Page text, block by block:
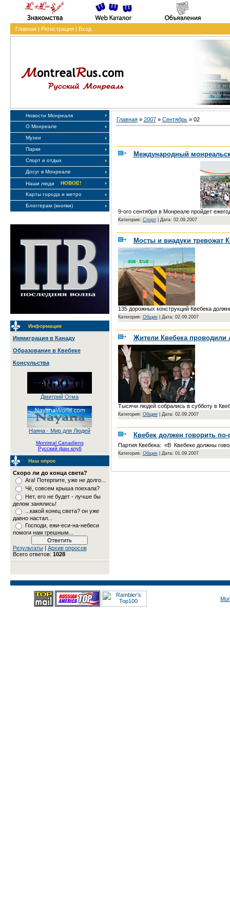
Главная| Регистрация| Вход
Новости Монреаля
О Монреале
Музеи
Парки
Спорт и отдых
Досуг в Монреале
Наши люди
НОВОЕ!
Карты города и метро
Блоггерам (кнопки)
Информация
Иммиграция в Канаду
Образование в Квебеке
Консульства
Дмитрий Огма
Наяна - Мир для Людей
Montreal Canadiens
Русский фан клуб
Наш опрос
Скоро ли до конца света?
Ага! Потерпите, уже не долго...
Чё, совсем крыша поехала?
Нет, его не будет - лучше бы
делом занялись!
...какой конец света? он уже
давно настал...
Господи, ежи-еси-на-небеси
помоги нам грешным...
Результаты| Архив опросов
Всего ответов: 1028
Главная» 2007 » Сентябрь » 02
Международный
9-ого сентября в Монреале пройдет
Категория: Спорт| Дата: 02.09.2007
Мосты и виадуки тревожат
135 дорожных конструкций Квебека
Категория: Общие| Дата: 02.09.2007
Жители Квебека проводили
Тысячи людей собрались в субботу в
Категория: Общие| Дата: 02.09.2007
Квебек должен говорить
Партия Квебека: «В Квебеке должны
Категория: Общие| Дата: 01.09.2007